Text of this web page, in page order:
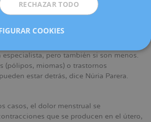
de un olor inusual en la
regla dure entre 3 y 7 días. Si pasas de
pero también si son menos.
(pólipos, miomas) o trastornos
estar detrás, dice Núria Parera.
casos, el dolor menstrual se
que se producen en el útero,
RECHAZAR TODO
COOKIES